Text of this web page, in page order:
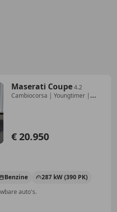
Maserati Coupe4.2
Cambiocorsa | Youngtimer |
€ 20.950
Benzine
287 kW (390 PK)
auto's.